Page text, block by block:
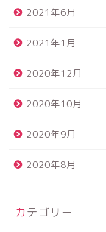
2021年6月
2021年1月
2020年12月
2020年10月
2020年9月
2020年8月
カテゴリー